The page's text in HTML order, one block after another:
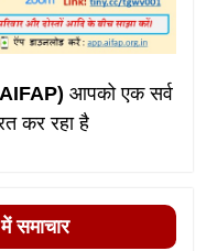
(AIFAP)आपको एक सर्व
कर रहा है
समाचार